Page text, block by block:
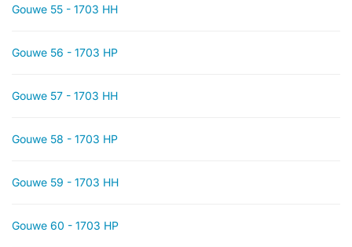
Gouwe 55 - 1703 HH
Gouwe 56 - 1703 HP
Gouwe 57 - 1703 HH
Gouwe 58 - 1703 HP
Gouwe 59 - 1703 HH
Gouwe 60 - 1703 HP